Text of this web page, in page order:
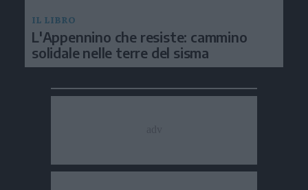
IL LIBRO
L'Appennino che resiste: cammino
solidale nelle terre del sisma